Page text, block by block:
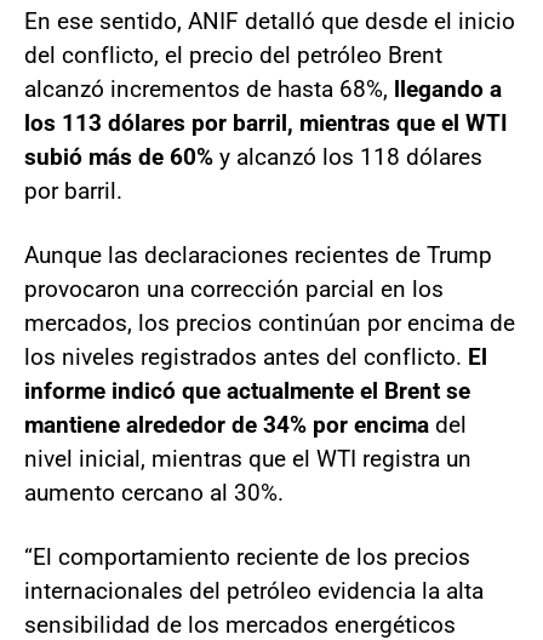
En ese sentido, ANIF detalló que desde el inicio
del conflicto, el precio del petróleo Brent
alcanzó incrementos de hasta 68%, llegando a
los 113 dólares por barril, mientras que el WTI
subió más de 60% y alcanzó los 118 dólares
por barril.
Aunque las declaraciones recientes de Trump
provocaron una corrección parcial en los
mercados, los precios continúan por encima de
los niveles registrados antes del conflicto. El
informe indicó que actualmente el Brent se
mantiene alrededor de 34% por encima del
nivel inicial, mientras que el WTI registra un
aumento cercano al 30%.
“El comportamiento reciente de los precios
internacionales del petróleo evidencia la alta
sensibilidad de los mercados energéticos